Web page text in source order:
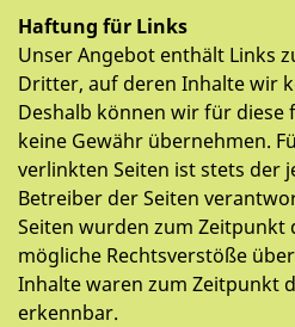
Haftung für Links
Unser Angebot enthält Links
Dritter, auf deren Inhalte wir
Deshalb können wir für diese
keine Gewähr übernehmen.
verlinkten Seiten ist stets der
Betreiber der Seiten
Seiten wurden zum Zeitpunkt
mögliche Rechtsverstöße
Inhalte waren zum Zeitpunkt
erkennbar.